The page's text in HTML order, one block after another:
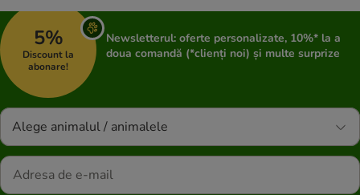
5%
Discount la
abonare!
Newsletterul: oferte personalizate, 10%* la a
doua comandă (*clienți noi) și multe surprize
Alege animalul / animalele